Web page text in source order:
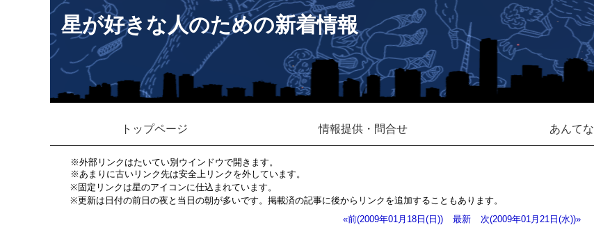
星が好きな人のための新着情報
トップページ 情報提供・問合せ あんてな
※外部リンクはたいてい別ウインドウで開きます。
※あまりに古いリンク先は安全上リンクを外しています。
※固定リンクは星のアイコンに仕込まれています。
※更新は日付の前日の夜と当日の朝が多いです。掲載済の記事に後からリンクを追加することもあります。
«前(2009年01月18日(日))
最新 次(2009年01月21日(水))»